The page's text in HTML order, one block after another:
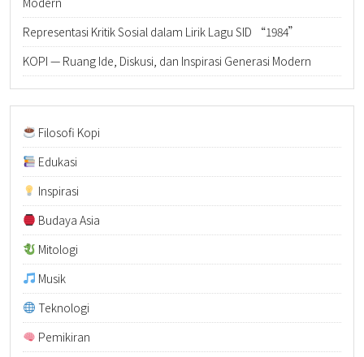
Representasi Kritik Sosial dalam Lirik Lagu SID “1984”
KOPI — Ruang Ide, Diskusi, dan Inspirasi Generasi Modern
Filosofi Kopi
Edukasi
Inspirasi
Budaya Asia
Mitologi
Musik
Teknologi
Pemikiran